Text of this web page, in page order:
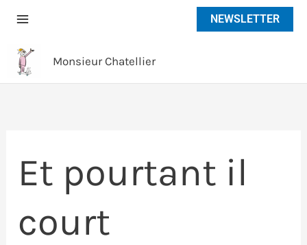
NEWSLETTER
Monsieur Chatellier
Et pourtant il
court